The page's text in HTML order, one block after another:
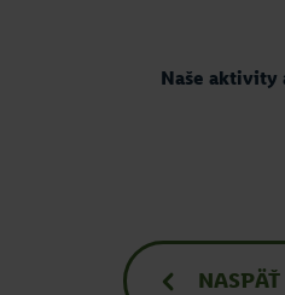
Naše aktivity
NASPÄŤ